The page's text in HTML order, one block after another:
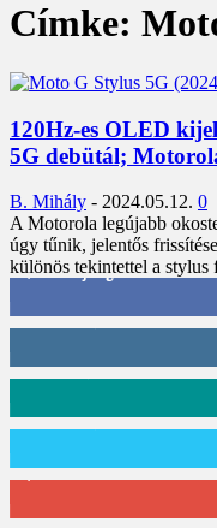
Címke:
120Hz-es OLED
5G debütál;
B. Mihály - 2024.05.12. 0
A Motorola legújabb
úgy tűnik, jelentős
különös tekintettel a stylus
3,452 Rajongók